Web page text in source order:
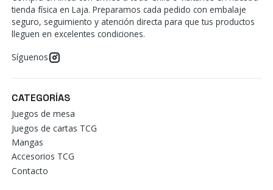
tienda física en Laja. Preparamos cada pedido con embalaje
seguro, seguimiento y atención directa para que tus productos
lleguen en excelentes condiciones.
Síguenos
CATEGORÍAS
Juegos de mesa
Juegos de cartas TCG
Mangas
Accesorios TCG
Contacto